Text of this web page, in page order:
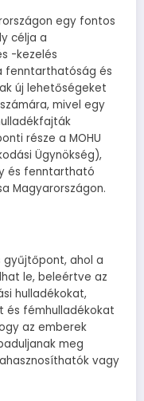
egy fontos
célja a
-kezelés
fenntarthatóság és
új lehetőségeket
mivel egy
része a MOHU
Ügynökség),
és fenntartható
Magyarországon.
gyűjtőpont, ahol a
le, beleértve az
hulladékokat,
és fémhulladékokat
az emberek
meg
vagy